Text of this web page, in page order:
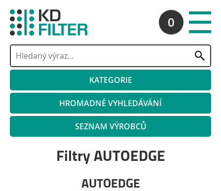
0
KATEGORIE
HROMADNÉ VYHLEDÁVÁNÍ
SEZNAM VÝROBCŮ
Filtry AUTOEDGE
AUTOEDGE